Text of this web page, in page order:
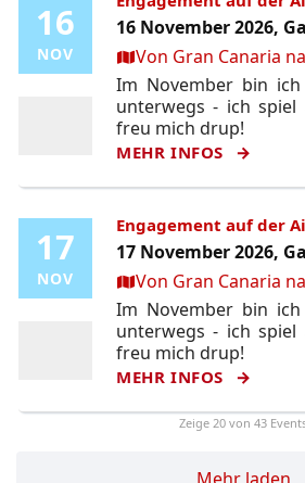
16
NOV
16
NOV
16 November 2026,
Ort:Von Gran Canaria
Im November bin
unterwegs - ich
freu mich drup!
MEHR INFOS
17
NOV
17
NOV
Engagement auf der
17 November 2026,
Ort:Von Gran Canaria
Im November bin
unterwegs - ich
freu mich drup!
MEHR INFOS
Zeige 20 von 43